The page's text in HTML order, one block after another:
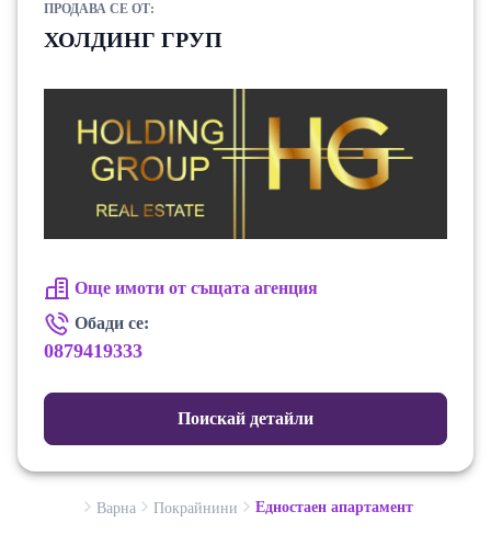
ПРОДАВА СЕ ОТ:
ХОЛДИНГ ГРУП
Още имоти от същата агенция
Обади се:
0879419333
Поискай детайли
Варна Покрайнини Едностаен апартамент